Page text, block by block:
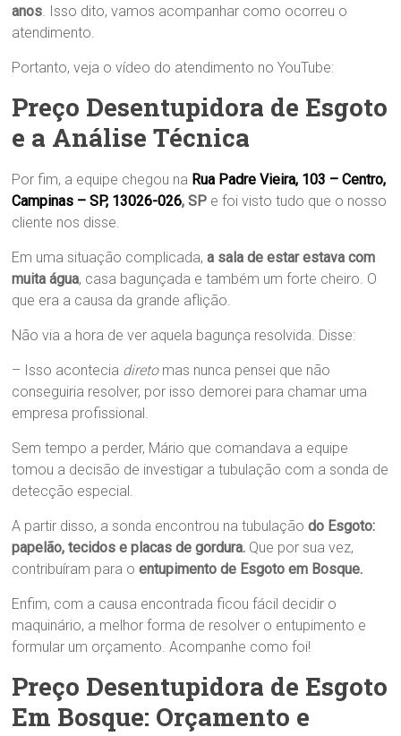
anos. Isso dito, vamos acompanhar como ocorreu o
atendimento.
Portanto, veja o vídeo do atendimento no YouTube:
Preço Desentupidora de Esgoto
e a Análise Técnica
Por fim, a equipe chegou na Rua Padre Vieira, 103 – Centro,
Campinas – SP, 13026-026, SP e foi visto tudo que o nosso
cliente nos disse.
Em uma situação complicada, a sala de estar estava com
muita água, casa bagunçada e também um forte cheiro. O
que era a causa da grande aflição.
Não via a hora de ver aquela bagunça resolvida. Disse:
– Isso acontecia diretomas nunca pensei que não
conseguiria resolver, por isso demorei para chamar uma
empresa profissional.
Sem tempo a perder, Mário que comandava a equipe
tomou a decisão de investigar a tubulação com a sonda de
detecção especial.
A partir disso, a sonda encontrou na tubulaçãodo Esgoto:
papelão, tecidos e placas de gordura. Que por sua vez,
contribuíram para oentupimento de Esgoto em Bosque.
Enfim, com a causa encontrada ficou fácil decidir o
maquinário, a melhor forma de resolver o entupimento e
formular um orçamento. Acompanhe como foi!
Preço Desentupidora de Esgoto
Em Bosque: Orçamento e